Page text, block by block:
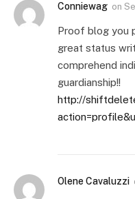
Conniewag on
Proof blog you
great status
comprehend
guardianship!!
http://
Olene Cavaluzzi